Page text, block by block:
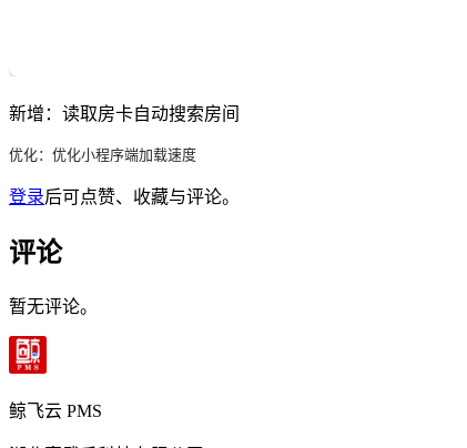
新增：读取房卡自动搜索房间
优化：优化小程序端加载速度
登录后可点赞、收藏与评论。
评论
暂无评论。
鲸飞云 PMS